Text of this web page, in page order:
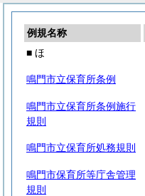
例規名称
■ ほ
鳴門市立保育所条例
鳴門市立保育所条例施行
規則
鳴門市立保育所処務規則
鳴門市保育所等庁舎管理
規則